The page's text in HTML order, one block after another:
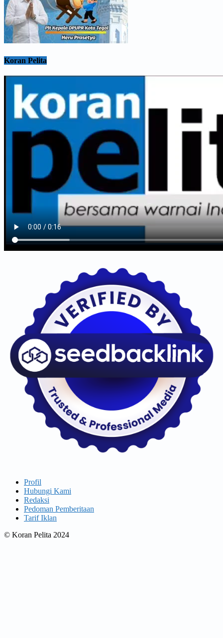
Koran Pelita
Profil
Hubungi Kami
Redaksi
Pedoman Pemberitaan
Tarif Iklan
© Koran Pelita 2024